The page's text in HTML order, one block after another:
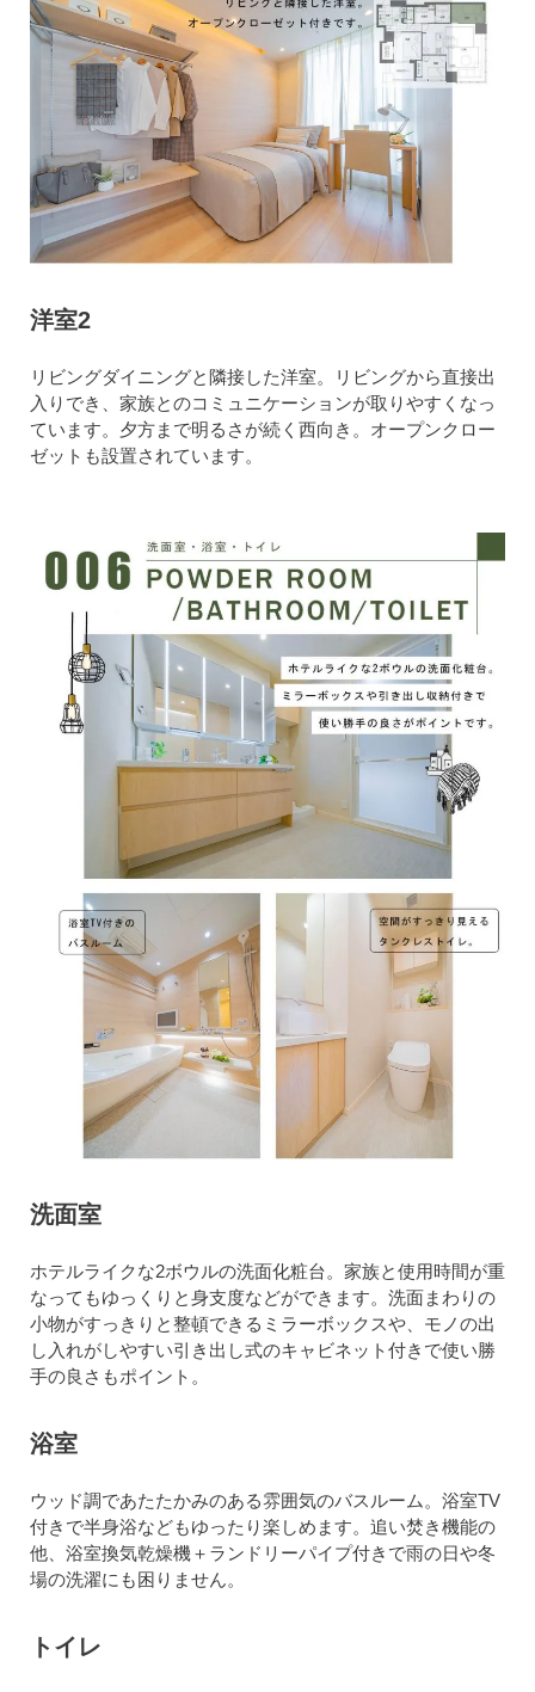
洋室2
リビングダイニングと隣接した洋室。リビングから直接出
入りでき、家族とのコミュニケーションが取りやすくなっ
ています。夕方まで明るさが続く西向き。オープンクロー
ゼットも設置されています。
洗面室
ホテルライクな2ボウルの洗面化粧台。家族と使用時間が重
なってもゆっくりと身支度などができます。洗面まわりの
小物がすっきりと整頓できるミラーボックスや、モノの出
し入れがしやすい引き出し式のキャビネット付きで使い勝
手の良さもポイント。
浴室
ウッド調であたたかみのある雰囲気のバスルーム。浴室TV
付きで半身浴などもゆったり楽しめます。追い焚き機能の
他、浴室換気乾燥機＋ランドリーパイプ付きで雨の日や冬
場の洗濯にも困りません。
トイレ